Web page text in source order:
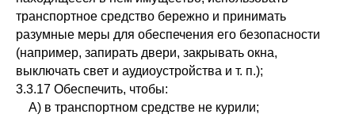
транспортное средство бережно и принимать
разумные меры для обеспечения его безопасности
(например, запирать двери, закрывать окна,
выключать свет и аудиоустройства и т. п.);
3.3.17 Обеспечить, чтобы:
A) в транспортном средстве не курили;